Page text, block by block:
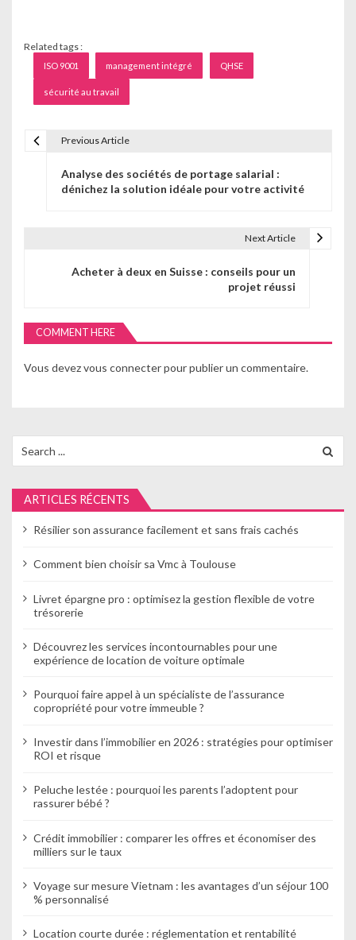
Related tags :
ISO 9001 management intégré QHSE
sécurité au travail
t
d
e
l
’
a
i
l
Previous Article
Analyse des sociétés de portage salarial :
dénichez la solution idéale pour votre activité
Next Article
Acheter à deux en Suisse : conseils pour un
projet réussi
COMMENT HERE
Vous devezvous connecterpour publier un commentaire.
for:
ARTICLES RÉCENTS
Résilier son assurance facilement et sans frais cachés
Comment bien choisir sa Vmc à Toulouse
Livret épargne pro : optimisez la gestion flexible de votre
trésorerie
Découvrez les services incontournables pour une
expérience de location de voiture optimale
Pourquoi faire appel à un spécialiste de l’assurance
copropriété pour votre immeuble ?
Investir dans l’immobilier en 2026 : stratégies pour optimiser
ROI et risque
Peluche lestée : pourquoi les parents l’adoptent pour
rassurer bébé ?
Crédit immobilier : comparer les offres et économiser des
milliers sur le taux
Voyage sur mesure Vietnam : les avantages d’un séjour 100
% personnalisé
Location courte durée : réglementation et rentabilité